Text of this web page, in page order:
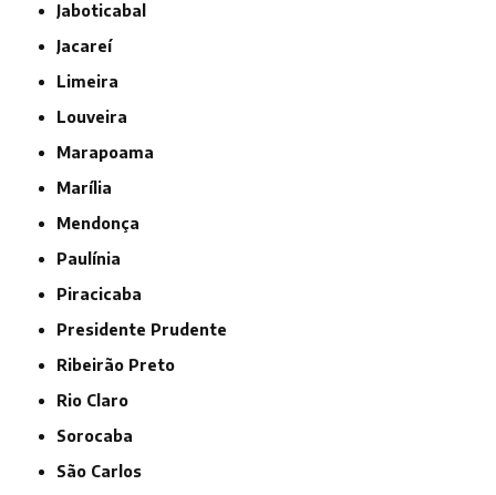
Jaboticabal
Jacareí
Limeira
Louveira
Marapoama
Marília
Mendonça
Paulínia
Piracicaba
Presidente Prudente
Ribeirão Preto
Rio Claro
Sorocaba
São Carlos